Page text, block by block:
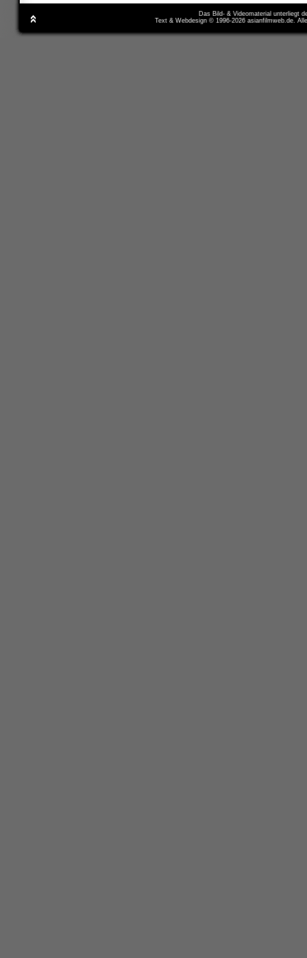
Das Bild- & Videomaterial unterliegt
Text & Webdesign © 1996-2026 asianfilmweb.de.